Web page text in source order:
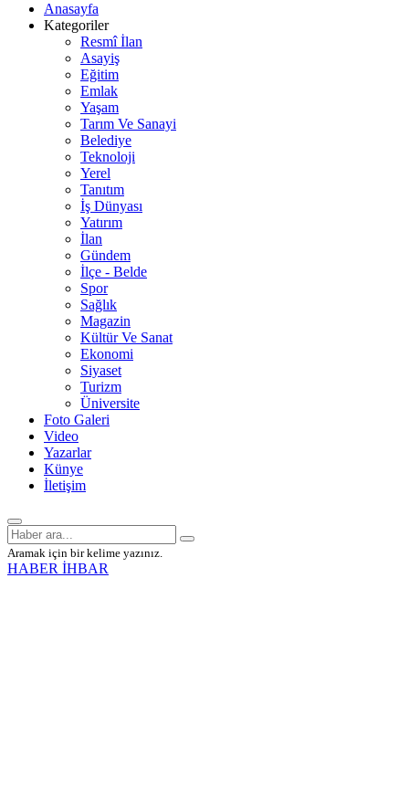
Anasayfa
Kategoriler
Resmî İlan
Asayiş
Eğitim
Emlak
Yaşam
Tarım Ve Sanayi
Belediye
Teknoloji
Yerel
Tanıtım
İş Dünyası
Yatırım
İlan
Gündem
İlçe - Belde
Spor
Sağlık
Magazin
Kültür Ve Sanat
Ekonomi
Siyaset
Turizm
Üniversite
Foto Galeri
Video
Yazarlar
Künye
İletişim
Aramak için bir kelime yazınız.
HABER İHBAR